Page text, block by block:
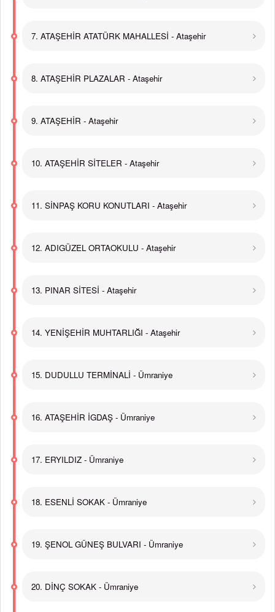
7. ATAŞEHİR ATATÜRK MAHALLESİ - Ataşehir
8. ATAŞEHİR PLAZALAR - Ataşehir
9. ATAŞEHİR - Ataşehir
10. ATAŞEHİR SİTELER - Ataşehir
11. SİNPAŞ KORU KONUTLARI - Ataşehir
12. ADIGÜZEL ORTAOKULU - Ataşehir
13. PINAR SİTESİ - Ataşehir
14. YENİŞEHİR MUHTARLIĞI - Ataşehir
15. DUDULLU TERMİNALİ - Ümraniye
16. ATAŞEHİR İGDAŞ - Ümraniye
17. ERYILDIZ - Ümraniye
18. ESENLİ SOKAK - Ümraniye
19. ŞENOL GÜNEŞ BULVARI - Ümraniye
20. DİNÇ SOKAK - Ümraniye